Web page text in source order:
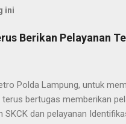
ini
Berikan Pelayanan
Polda Lampung, untuk
bertugas memberikan
SKCK dan pelayanan